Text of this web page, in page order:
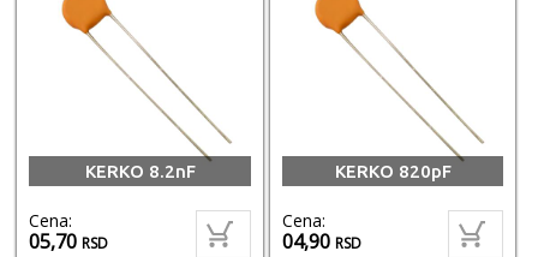
KERKO 8.2nF
Cena:
05,70RSD
KERKO 820pF
Cena:
04,90RSD